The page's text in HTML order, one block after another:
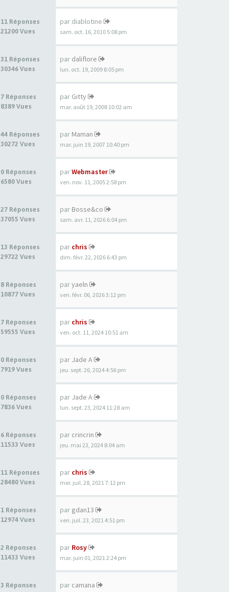
11 Réponses
21200 Vues
par diablotine
sam. oct. 16, 2010 5:08 pm
31 Réponses
30346 Vues
par daliflore
lun. oct. 19, 2009 8:05 pm
7 Réponses
8389 Vues
par Gitty
mar. août 19, 2008 10:02 am
44 Réponses
30272 Vues
par Maman
mar. juin 19, 2007 10:40 pm
0 Réponses
6580 Vues
parWebmaster
ven. nov. 11, 2005 2:58 pm
27 Réponses
37055 Vues
par Bosse&co
sam. avr. 11, 2026 6:04 pm
13 Réponses
29722 Vues
par chris
dim. févr. 22, 2026 6:43 pm
8 Réponses
10877 Vues
paryaeln
ven. févr. 06, 2026 3:12 pm
7 Réponses
59555 Vues
par chris
ven. oct. 11, 2024 10:51 am
0 Réponses
7919 Vues
par Jade A
jeu. sept. 26, 2024 4:56 pm
0 Réponses
7836 Vues
par Jade A
lun. sept. 23, 2024 11:28 am
6 Réponses
11533 Vues
par crincrin
jeu. mai 23, 2024 8:04 am
11 Réponses
28480 Vues
par chris
mer. juil. 28, 2021 7:12 pm
1 Réponses
12974 Vues
par gdan13
ven. juil. 23, 2021 4:51 pm
2 Réponses
11433 Vues
par Rosy
mar. juin 01, 2021 2:24 pm
3 Réponses
par camana